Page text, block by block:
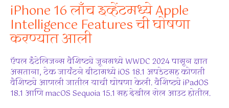
iPhone 16 लाँच इव्हेंटमध्ये Apple
Intelligence Features ची घोषणा
करण्यात आली
ऍपल इंटेलिजन्स वैशिष्ट्ये जूनमध्ये WWDC 2024 पासून ज्ञात
असताना, टेक जायंटने बीटामध्ये iOS 18.1 अपडेटसह कोणती
वैशिष्ट्ये आणली जातील याची घोषणा केली. वैशिष्ट्ये iPadOS
18.1 आणि macOS Sequoia 15.1 सह देखील रोल आउट होतील.